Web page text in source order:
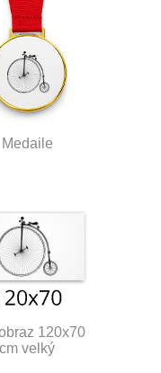
Medaile
120x70
cm velký